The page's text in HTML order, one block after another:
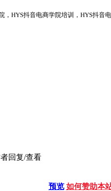
，HYS抖音电商学院培训，HYS抖
回复/查看
预览 如何赞助本